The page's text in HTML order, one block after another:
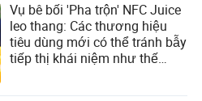
Vụ bê bối 'Pha trộn' NFC Juice
leo thang: Các thương hiệu
tiêu dùng mới có thể tránh bẫy
tiếp thị khái niệm như thế